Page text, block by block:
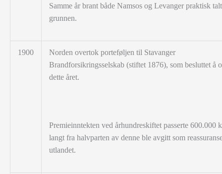
Samme år brant både Namsos og Levanger praktisk
grunnen.
1900
Norden overtok porteføljen til Stavanger
Brandforsikringsselskab (stiftet 1876), som besluttet å
dette året.
Premieinntekten ved århundreskiftet passerte 600.000
langt fra halvparten av denne ble avgitt som
utlandet.